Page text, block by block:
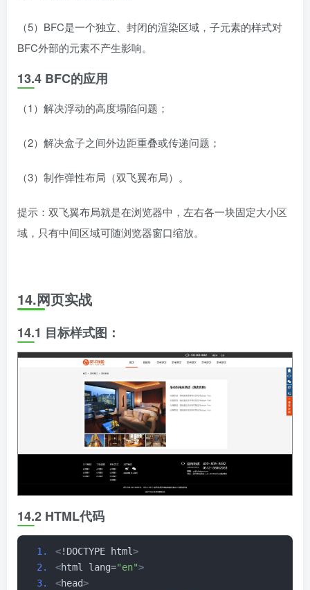
（5）BFC是一个独立、封闭的渲染区域，子元素的样式对
BFC外部的元素不产生影响。
13.4 BFC的应用
（1）解决浮动的高度塌陷问题；
（2）解决盒子之间外边距重叠或传递问题；
（3）制作弹性布局（双飞翼布局）。
提示：双飞翼布局就是在浏览器中，左右各一块固定大小区
域，只有中间区域可随浏览器窗口缩放。
14.网页实战
14.1 目标样式图：
14.2 HTML代码
<!DOCTYPE html>
<html lang="en">
<head>